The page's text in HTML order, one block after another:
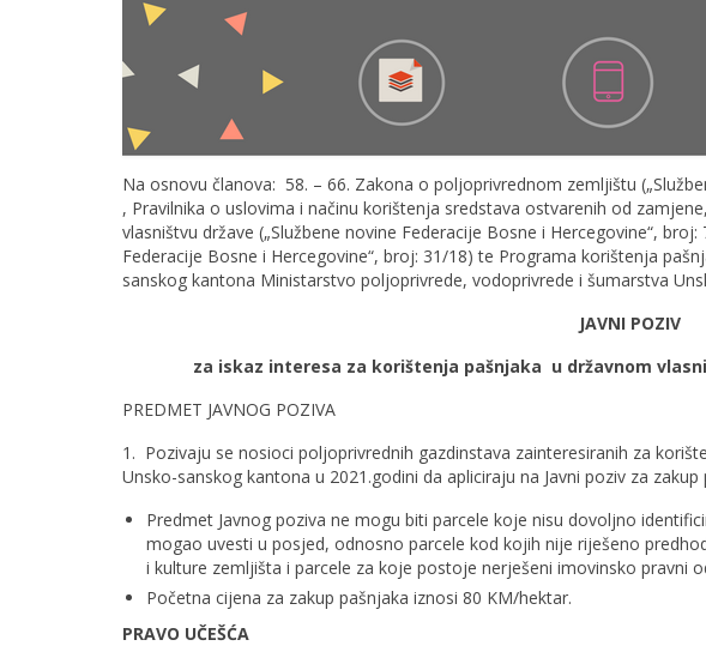
Na osnovu članova: 58. – 66. Zakona o poljoprivrednom zemljištu
, Pravilnika o uslovima i načinu korištenja sredstava ostvarenih od
vlasništvu države („Službene novine Federacije Bosne i Hercegovine“,
Federacije Bosne i Hercegovine“, broj: 31/18) te Programa korištenja
sanskog kantona Ministarstvo poljoprivrede, vodoprivrede i šumarstva
JAVNI POZIV
za iskaz interesa za korištenja pašnjaka u državnom
PREDMET JAVNOG POZIVA
1. Pozivaju se nosioci poljoprivrednih gazdinstava zainteresiranih za
Unsko-sanskog kantona u 2021.godini da apliciraju na Javni poziv za
Predmet Javnog poziva ne mogu biti parcele koje nisu dovoljno
mogao uvesti u posjed, odnosno parcele kod kojih nije riješeno
i kulture zemljišta i parcele za koje postoje nerješeni
Početna cijena za zakup pašnjaka iznosi 80 KM/hektar.
PRAVO UČEŠĆA